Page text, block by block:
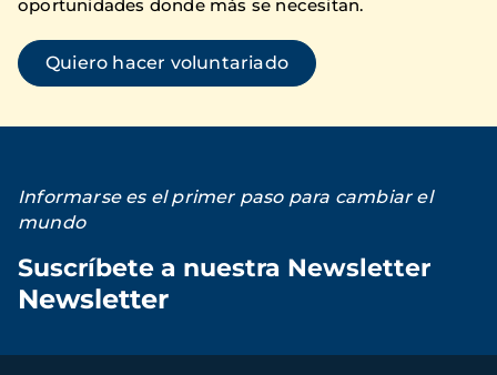
oportunidades donde más se necesitan.
Quiero hacer voluntariado
Informarse es el primer paso para cambiar el
mundo
Suscríbete a nuestra Newsletter
Newsletter